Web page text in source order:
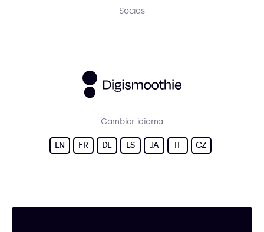
Socios
Cambiar idioma
EN FR DE ES JA IT CZ